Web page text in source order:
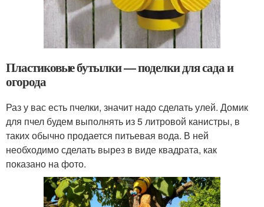
Пластиковые бутылки — поделки для сада и
огорода
Раз у вас есть пчелки, значит надо сделать улей. Домик
для пчел будем выполнять из 5 литровой канистры, в
таких обычно продается питьевая вода. В ней
необходимо сделать вырез в виде квадрата, как
показано на фото.